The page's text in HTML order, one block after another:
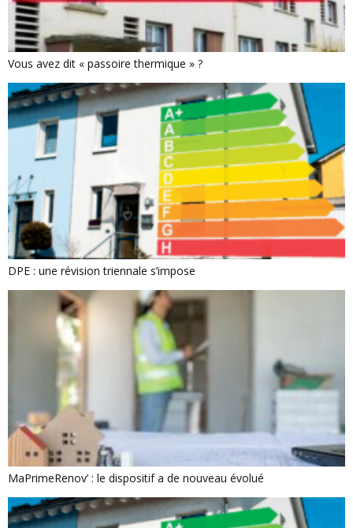
Vous avez dit « passoire thermique » ?
DPE : une révision triennale s’impose
MaPrimeRenov’ : le dispositif a de nouveau évolué